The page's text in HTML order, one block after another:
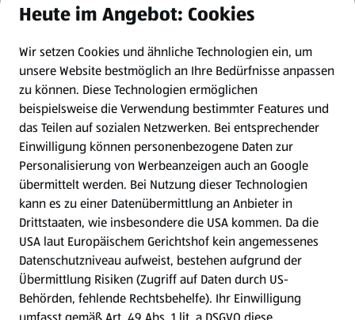
Newsletter
WhatsApp
Gewinnspiele
Mein HOFER. Meine Einkäufe.
Meine Meinung. Mein HOFER.
Gutscheingroßbestellung
(öffnet in einem neuen Tab)
Folge uns hier:
Heute im Angebot: Cookies
Wir setzen Cookies und ähnliche Technologien ein, um
unsere Website bestmöglich an Ihre Bedürfnisse anpassen
zu können. Diese Technologien ermöglichen
beispielsweise die Verwendung bestimmter Features und
das Teilen auf sozialen Netzwerken. Bei entsprechender
Einwilligung können personenbezogene Daten zur
Personalisierung von Werbeanzeigen auch an Google
übermittelt werden. Bei Nutzung dieser Technologien
kann es zu einer Datenübermittlung an Anbieter in
Drittstaaten, wie insbesondere die USA kommen. Da die
USA laut Europäischem Gerichtshof kein angemessenes
Datenschutzniveau aufweist, bestehen aufgrund der
Übermittlung Risiken (Zugriff auf Daten durch US-
Behörden, fehlende Rechtsbehelfe). Ihr Einwilligung